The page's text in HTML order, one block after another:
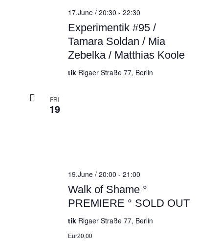
Experimentik #95 /
Tamara Soldan / Mia
Zebelka / Matthias Koole
17.June / 20:30 - 22:30
tik Rigaer Straße 77, Berlin
FRI
19
Walk of Shame °
PREMIERE ° SOLD OUT
19.June / 20:00 - 21:00
tik Rigaer Straße 77, Berlin
Eur20,00